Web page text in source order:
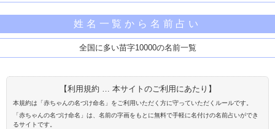
姓名一覧から名前占い
全国に多い苗字10000の名前一覧
【利用規約 … 本サイトのご利用にあたり】
本規約は「赤ちゃんの名づけ命名」をご利用いただく方に守っていただくルールです。
「赤ちゃんの名づけ命名」は、名前の字画をもとに無料で手軽に名付けの名前占いができ
るサイトです。